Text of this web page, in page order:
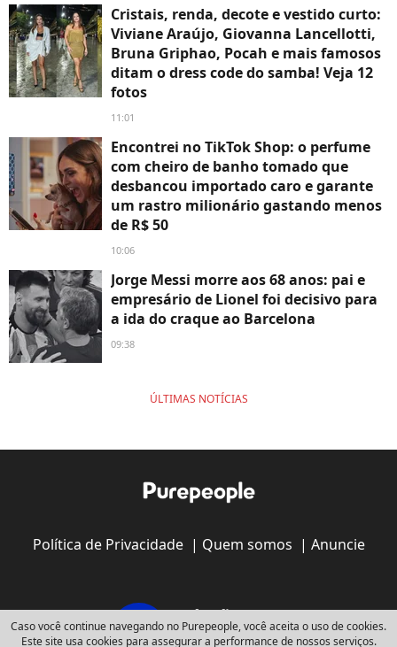
Cristais, renda, decote e vestido curto:
Viviane Araújo, Giovanna Lancellotti,
Bruna Griphao, Pocah e mais famosos
ditam o dress code do samba! Veja 12
fotos
11:01
Encontrei no TikTok Shop: o perfume
com cheiro de banho tomado que
desbancou importado caro e garante
um rastro milionário gastando menos
de R$ 50
10:06
Jorge Messi morre aos 68 anos: pai e
empresário de Lionel foi decisivo para
a ida do craque ao Barcelona
09:38
ÚLTIMAS NOTÍCIAS
Política de Privacidade| Quem somos | Anuncie
Caso você continue navegando no Purepeople, você aceita o uso de cookies.
Este site usa cookies para assegurar a performance de nossos serviços.